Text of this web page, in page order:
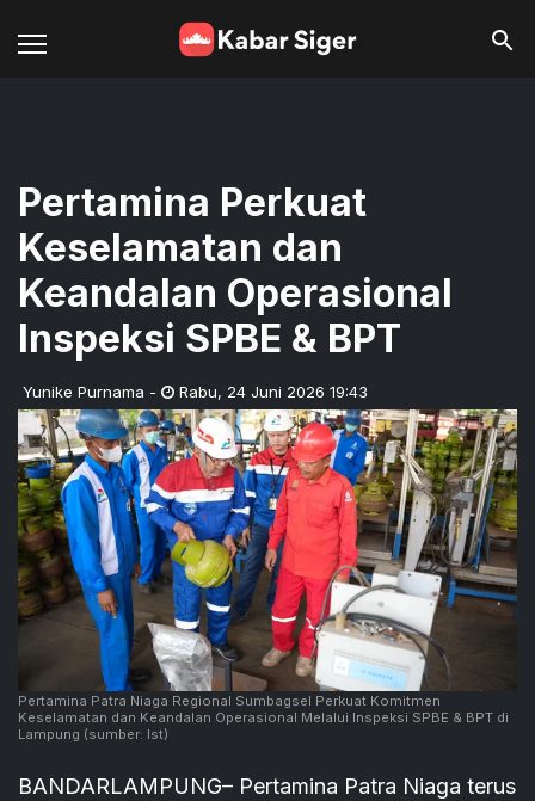
Pertamina Perkuat
Keselamatan dan
Keandalan Operasional
Inspeksi SPBE & BPT
Yunike Purnama - Rabu, 24 Juni 2026 19:43
Pertamina Patra Niaga Regional Sumbagsel Perkuat Komitmen
Keselamatan dan Keandalan Operasional Melalui Inspeksi SPBE & BPT di
Lampung (sumber: Ist)
BANDARLAMPUNG– Pertamina Patra Niaga terus